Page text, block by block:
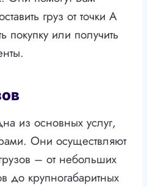
груз от точки А
покупку или получить
из основных услуг,
Они осуществляют
– от небольших
до крупногабаритных